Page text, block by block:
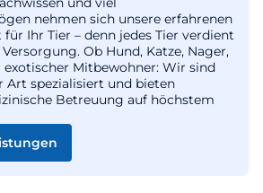
nehmen sich unsere erfahrenen
Ihr Tier – denn jedes Tier verdient
Ob Hund, Katze, Nager,
exotischer Mitbewohner: Wir sind
Art spezialisiert und bieten
Betreuung auf höchstem